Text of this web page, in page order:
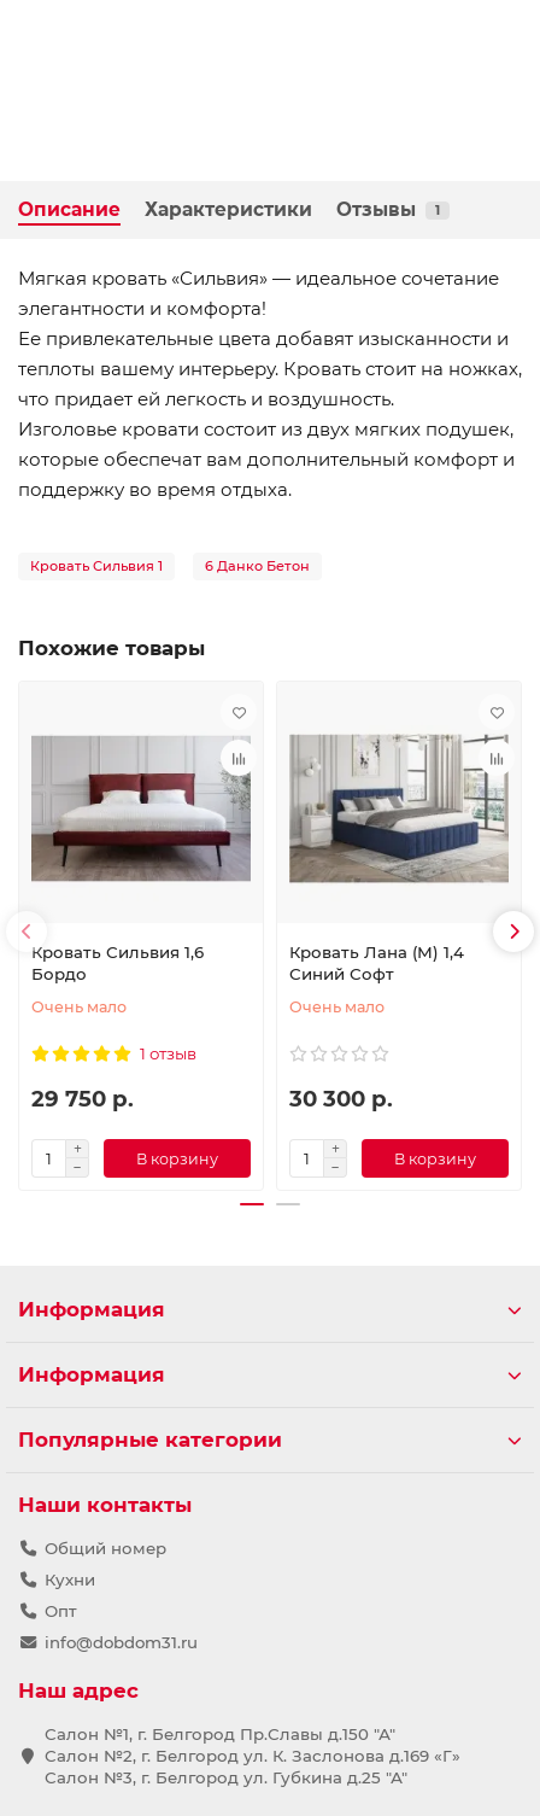
Описание Характеристики Отзывы 1
Мягкая кровать «Сильвия» — идеальное сочетание
элегантности и комфорта!
Ее привлекательные цвета добавят изысканности и
теплоты вашему интерьеру. Кровать стоит на ножках,
что придает ей легкость и воздушность.
Изголовье кровати состоит из двух мягких подушек,
которые обеспечат вам дополнительный комфорт и
поддержку во время отдыха.
Кровать Сильвия 1 6 Данко Бетон
Похожие товары
Кровать Сильвия 1,6
Бордо
Очень мало
1 отзыв
29 750 р.
В корзину
Кровать Лана (М) 1,4
Синий Софт
Очень мало
30 300 р.
В корзину
Информация
Информация
Популярные категории
Наши контакты
Общий номер
Кухни
Опт
info@dobdom31.ru
Наш адрес
Салон №1, г. Белгород Пр.Славы д.150 "А"
Салон №2, г. Белгород ул. К. Заслонова д.169 «Г»
Салон №3, г. Белгород ул. Губкина д.25 "А"